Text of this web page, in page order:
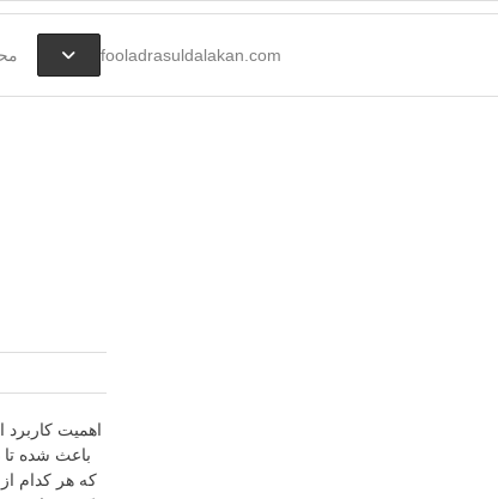
fooladrasuldalakan.com
اهمیت کاربرد
باعث شده تا
که هر کدام